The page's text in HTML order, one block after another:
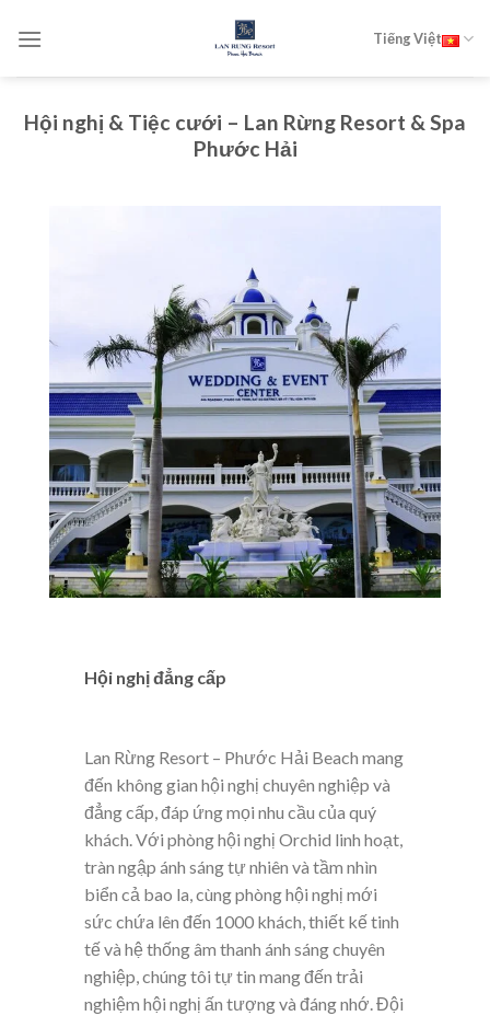
Tiếng Việt
Hội nghị & Tiệc cưới – Lan Rừng Resort & Spa
Phước Hải
Hội nghị đẳng cấp
Lan Rừng Resort – Phước Hải Beach mang
đến không gian hội nghị chuyên nghiệp và
đẳng cấp, đáp ứng mọi nhu cầu của quý
khách. Với phòng hội nghị Orchid linh hoạt,
tràn ngập ánh sáng tự nhiên và tầm nhìn
biển cả bao la, cùng phòng hội nghị mới
sức chứa lên đến 1000 khách, thiết kế tinh
tế và hệ thống âm thanh ánh sáng chuyên
nghiệp, chúng tôi tự tin mang đến trải
nghiệm hội nghị ấn tượng và đáng nhớ. Đội